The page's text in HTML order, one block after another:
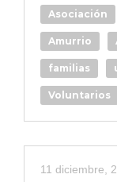
Asociación
Amurrio
familias
Voluntarios
11 diciembre,